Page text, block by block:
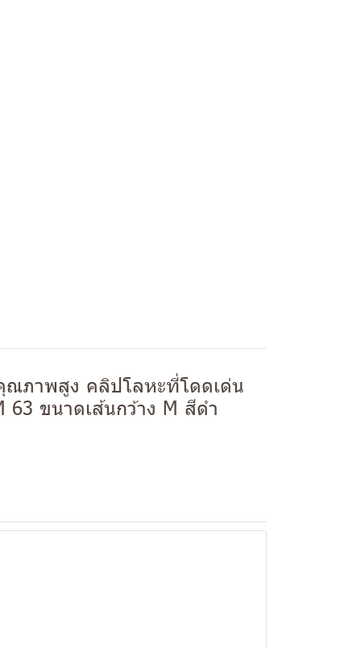
ณภาพสูง คลิปโลหะที่โดดเด่น
63 ขนาดเส้นกว้าง M สีดำ